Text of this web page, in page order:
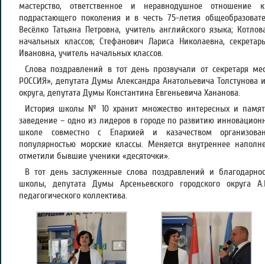
мастерство, ответственное и неравнодушное
подрастающего поколения и в честь 75-летия
Весёлко Татьяна Петровна, учитель английского языка;
начальных классов; Стефанович Лариса Николаевна,
Ивановна, учитель начальных классов.
Слова поздравлений в тот день прозвучали от секретаря
РОССИЯ», депутата Думы Александра Анатольевича Толстунова
округа, депутата Думы Константина Евгеньевича Хананова.
История школы № 10 хранит множество интересных и
заведение – одно из лидеров в городе по развитию
школе совместно с Епархией и казачеством
популярностью морские классы. Меняется внутреннее
отметили бывшие ученики «десяточки».
В тот день заслуженные слова поздравлений и
школы, депутата Думы Арсеньевского городского округа
педагогического коллектива.